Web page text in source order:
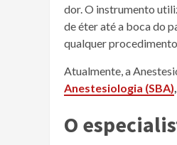
dor. O instrumento
de éter até a boca do
qualquer
Atualmente, a
Anestesiologia (SBA),
O